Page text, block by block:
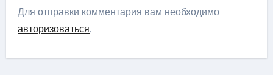
Для отправки комментария вам необходимо
авторизоваться.